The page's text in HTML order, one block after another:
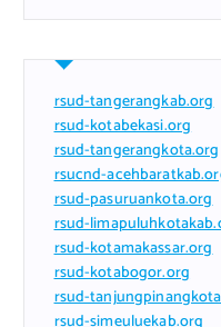
rsud-tangerangkab.org
rsud-kotabekasi.org
rsud-tangerangkota.org
rsucnd-
rsud-pasuruankota.org
rsud-
rsud-kotamakassar.org
rsud-kotabogor.org
rsud-
rsud-simeuluekab.org